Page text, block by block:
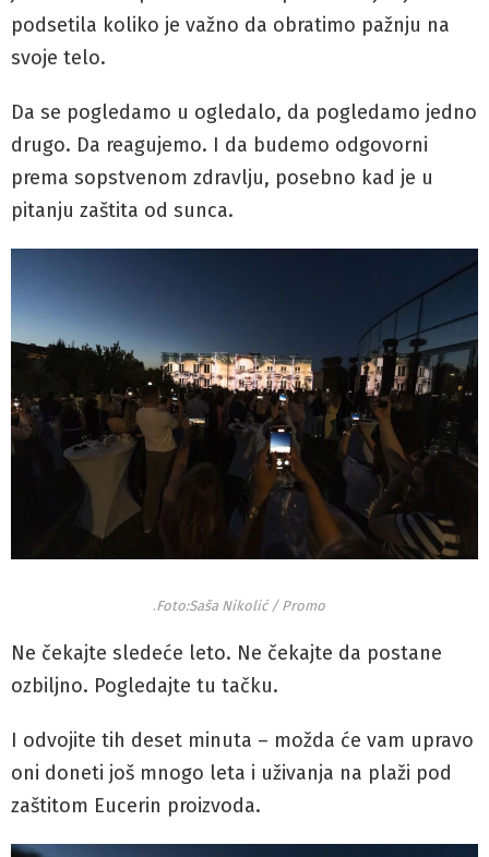
podsetila koliko je važno da obratimo pažnju na
svoje telo.
Da se pogledamo u ogledalo, da pogledamo jedno
drugo. Da reagujemo. I da budemo odgovorni
prema sopstvenom zdravlju, posebno kad je u
pitanju zaštita od sunca.
.Foto:Saša Nikolić / Promo
Ne čekajte sledeće leto. Ne čekajte da postane
ozbiljno. Pogledajte tu tačku.
I odvojite tih deset minuta – možda će vam upravo
oni doneti još mnogo leta i uživanja na plaži pod
zaštitom Eucerin proizvoda.